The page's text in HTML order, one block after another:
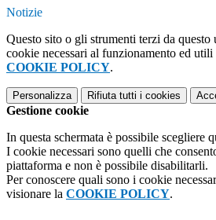
Notizie
Questo sito o gli strumenti terzi da
cookie necessari al funzionamento ed
COOKIE POLICY.
Personalizza Rifiuta tutti i cookies
Gestione cookie
In questa schermata è possibile scegliere
I cookie necessari sono quelli che
piattaforma e non è possibile disabilitarli.
Per conoscere quali sono i cookie
visionare la COOKIE POLICY.